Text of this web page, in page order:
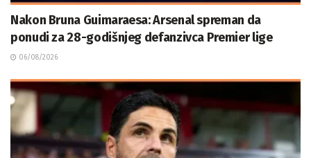
Nakon Bruna Guimaraesa: Arsenal spreman da
ponudi za 28-godišnjeg defanzivca Premier lige
06/08/2026